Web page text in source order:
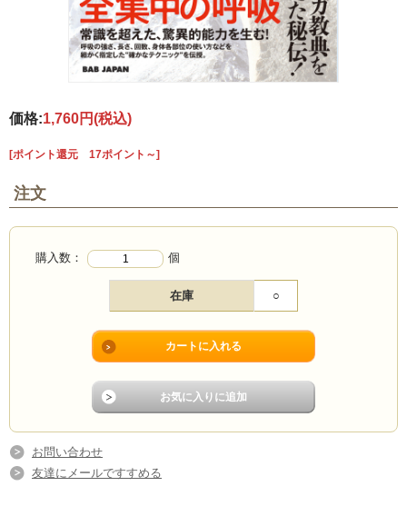
価格:1,760円(税込)
[ポイント還元 17ポイント～]
注文
購入数： 個
在庫 ○
お問い合わせ
友達にメールですすめる